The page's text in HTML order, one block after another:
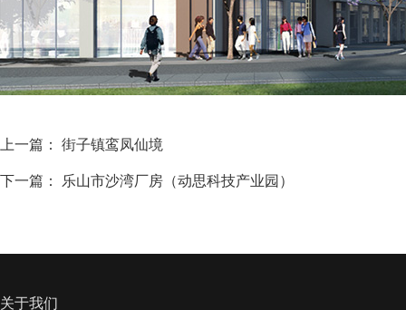
上一篇： 街子镇鸾凤仙境
下一篇： 乐山市沙湾厂房（动思科技产业园）
关于我们